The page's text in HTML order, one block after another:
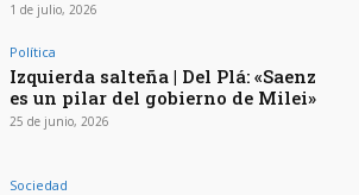
1 de julio, 2026
Política
Izquierda salteña | Del Plá: «Saenz
es un pilar del gobierno de Milei»
25 de junio, 2026
Sociedad